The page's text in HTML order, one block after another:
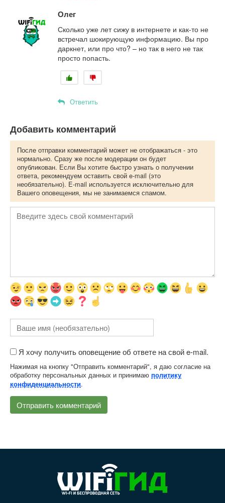
Олег
Сколько уже лет сижу в интернете и как-то не
встречал шокирующую информацию. Вы про
даркнет, или про что? – но так в него не так
просто попасть.
Ответить
Добавить комментарий
После отправки комментарий может не отображаться - это
нормально. Сразу же после модерации он будет
опубликован. Если Вы хотите быстро узнать о получении
ответа, рекомендуем оставить свой e-mail (это
необязательно). E-mail используется исключительно для
Вашего оповещения, мы не занимаемся спамом.
Я хочу получить оповещение об ответе на свой e-mail.
Нажимая на кнопку "Отправить комментарий", я даю согласие на
обработку персональных данных и принимаю политику
конфиденциальности.